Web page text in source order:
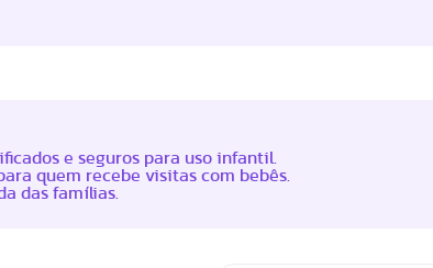
e seguros para uso infantil.
quem recebe visitas com bebês.
das famílias.